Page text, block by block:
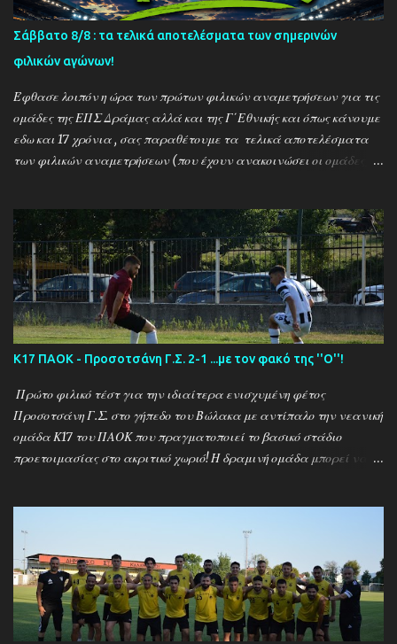
Σάββατο 8/8 : τα τελικά αποτελέσματα των σημερινών
φιλικών αγώνων!
Έφθασε λοιπόν η ώρα των πρώτων φιλικών αναμετρήσεων για τις
ομάδες της ΕΠΣ Δράμας αλλά και της Γ΄Εθνικής και όπως κάνουμε
εδω και 17 χρόνια , σας παραθέτουμε τα τελικά αποτελέσματα
των φιλικών αναμετρήσεων (που έχουν ανακοινώσει οι ομάδες) ....
Ξηροποτάμος - Νευροκοπι 2-2 Α.Ο. Καβάλα - Αγ. Αθανάσιος 5-1
Μαυρόβατος - Αμπελοκηποι 0-2 Κ17 ΠΑΟΚ - Προσοτσάνη 2-1
(7/8) ------------------------------------------------------
--------- Ν. Αμισος - Νεοχώρι Σερρών 3-0
Κ17 ΠΑΟΚ - Προσοτσάνη Γ.Σ. 2-1 ...με τον φακό της ''Ο''!
Πρώτο φιλικό τέστ για την ιδιαίτερα ενισχυμένη φέτος
Προσοτσάνη Γ.Σ. στο γήπεδο του Βώλακα με αντίπαλο την νεανική
ομάδα Κ17 του ΠΑΟΚ που πραγματοποιεί το βασικό στάδιο
προετοιμασίας στο ακριτικό χωριό! Η δραμινή ομάδα μπορεί να
ως σύνολο , με τον ''Ψηλό'' Γιάννη Ιωαννίδη να δίνει χρόνο
συμμετοχής σε όλους τους διαθέσιμους ποδοσφαιριστές.. Ο ΠΑΟΚ
προηγήθηκε με τον Ζέκα ωστόσο ο Μουρατίδης στο 30΄έφερε το
ματς στα ίσα για την δραμινή ομάδα (1-1) το οποίο και ήταν σκορ